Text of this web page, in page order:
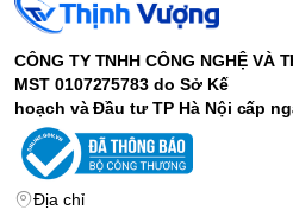
CÔNG TY TNHH CÔNG NGHỆ VÀ
MST 0107275783 do Sở Kế
hoạch và Đầu tư TP Hà Nội cấp
Địa chỉ